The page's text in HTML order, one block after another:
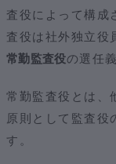
査役によって構成
査役は社外独立役
常勤監査役の選任
常勤監査役とは、
原則として監査役
す。